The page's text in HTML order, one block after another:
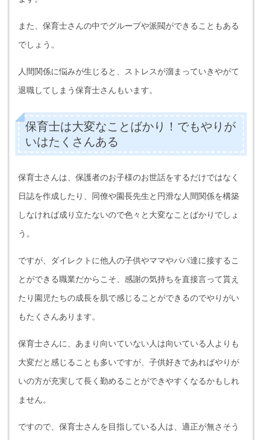
また、保育士さんの中でグループや派閥ができることもある
でしょう。
人間関係に悩みが生じると、ストレスが溜まっていきやがて
退職してしまう保育士さんもいます。
保育士は大変なことばかり！でもやりが
いはたくさんある
保育士さんは、保護者のお子様のお世話をするだけではなく
日誌を作成したり、同僚や園長先生と円滑な人間関係を構築
しなければ成り立たないので色々と大変なことばかりでしょ
う。
ですが、ダイレクトに他人の子供やママやパパ達に接するこ
とができる職業だからこそ、感謝の気持ちを直接言って貰え
たり園児たちの成長を肌で感じることができるのでやりがい
もたくさんあります。
保育士さんに、あまり向いていない人は向いている人よりも
大変だと感じることも多いですが、子供好きであればやりが
いの方が充実して長く勤めることができやすくなるかもしれ
ません。
ですので、保育士さんを目指している人は、適正が無さそう